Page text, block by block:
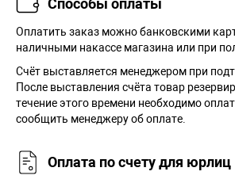
Способы оплаты
Оплатить заказ можно банковскими
наличными накассе магазина или при
Cчёт выставляется менеджером при
После выставления счёта товар
течение этого времени необходимо
сообщить менеджеру об оплате.
Оплата по счету для юрлиц